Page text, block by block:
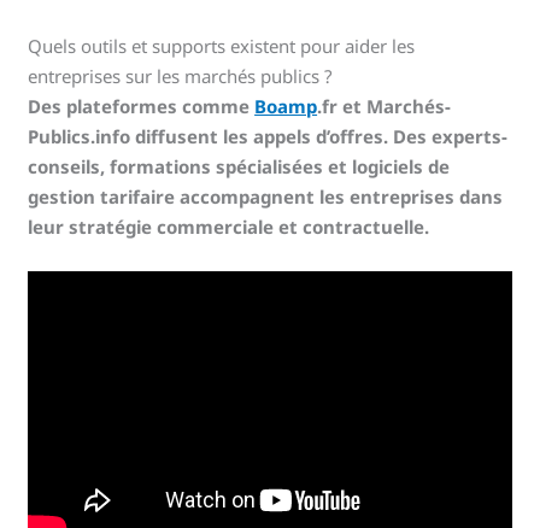
Quels outils et supports existent pour aider les
entreprises sur les marchés publics ?
Des plateformes comme Boamp.fr et Marchés-
Publics.info diffusent les appels d’offres. Des experts-
conseils, formations spécialisées et logiciels de
gestion tarifaire accompagnent les entreprises dans
leur stratégie commerciale et contractuelle.